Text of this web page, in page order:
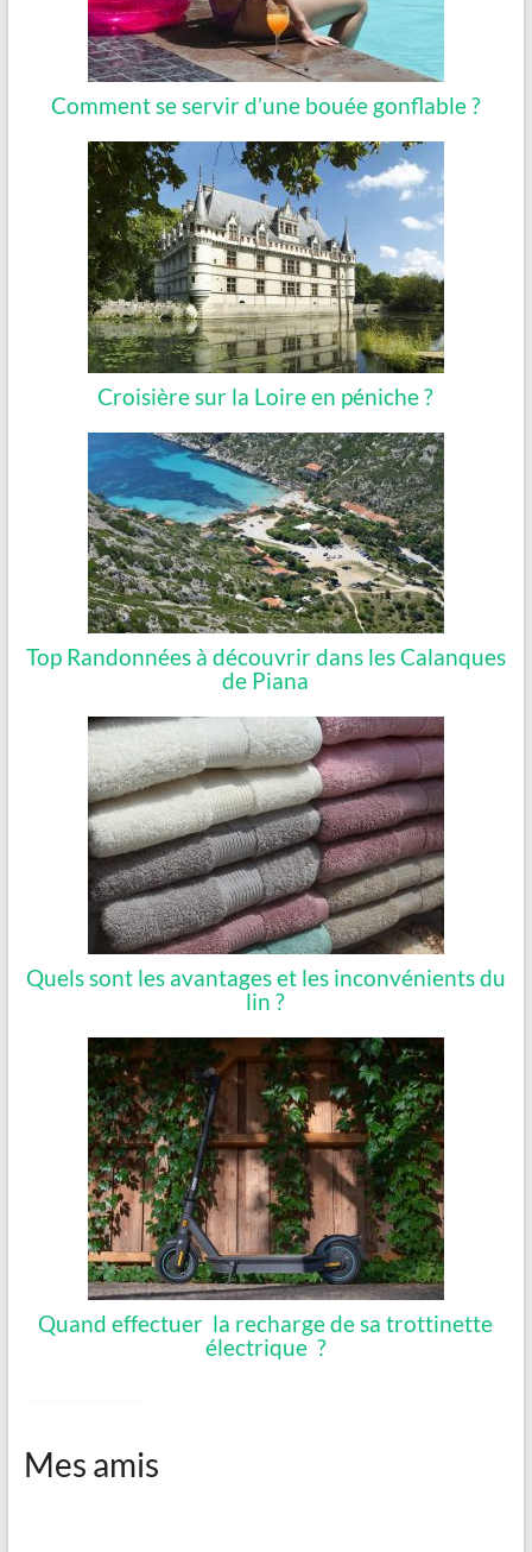
Comment se servir d’une bouée gonflable ?
Croisière sur la Loire en péniche ?
Top Randonnées à découvrir dans les Calanques
de Piana
Quels sont les avantages et les inconvénients du
lin ?
Quand effectuer la recharge de sa trottinette
électrique ?
Mes amis